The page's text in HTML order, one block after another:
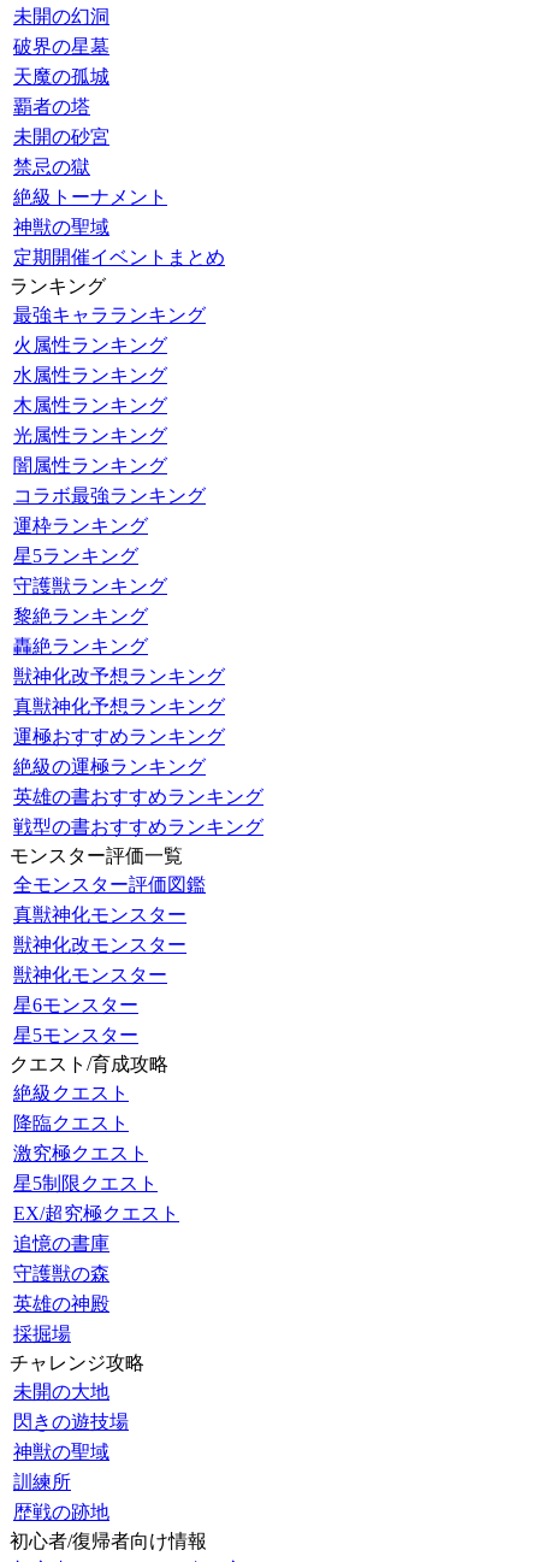
未開の幻洞
破界の星墓
天魔の孤城
覇者の塔
未開の砂宮
禁忌の獄
絶級トーナメント
神獣の聖域
定期開催イベントまとめ
ランキング
最強キャラランキング
火属性ランキング
水属性ランキング
木属性ランキング
光属性ランキング
闇属性ランキング
コラボ最強ランキング
運枠ランキング
星5ランキング
守護獣ランキング
黎絶ランキング
轟絶ランキング
獣神化改予想ランキング
真獣神化予想ランキング
運極おすすめランキング
絶級の運極ランキング
英雄の書おすすめランキング
戦型の書おすすめランキング
モンスター評価一覧
全モンスター評価図鑑
真獣神化モンスター
獣神化改モンスター
獣神化モンスター
星6モンスター
星5モンスター
クエスト/育成攻略
絶級クエスト
降臨クエスト
激究極クエスト
星5制限クエスト
EX/超究極クエスト
追憶の書庫
守護獣の森
英雄の神殿
採掘場
チャレンジ攻略
未開の大地
閃きの遊技場
神獣の聖域
訓練所
歴戦の跡地
初心者/復帰者向け情報